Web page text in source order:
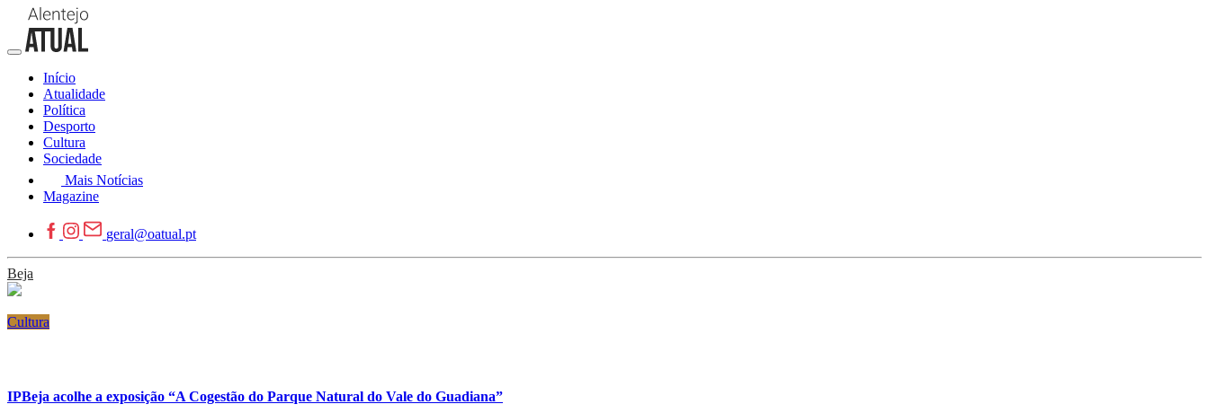
Início
Atualidade
Política
Desporto
Cultura
Sociedade
Mais Notícias
Magazine
geral@oatual.pt
Beja
Cultura
IPBeja acolhe a exposição “A Cogestão do Parque Natural do Vale do Guadiana”